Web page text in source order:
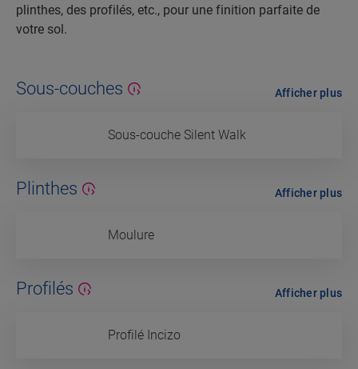
plinthes, des profilés, etc., pour une finition parfaite de
votre sol.
Sous-couches
Sous-couche Silent Walk
Afficher plus
Plinthes
Moulure
Afficher plus
Profilés
Profilé Incizo
Afficher plus